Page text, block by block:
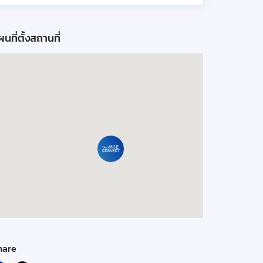
นที่ตั้งสถานที่